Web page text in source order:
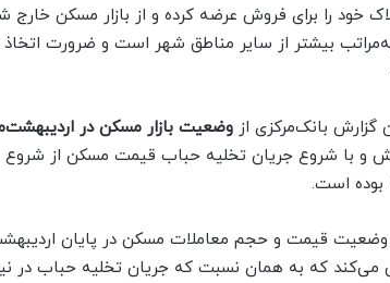
خود را برای فروش عرضه کرده و از بازار مسکن
بیشتر از سایر مناطق شهر است و ضرورت اتخاذ
گزارش بانک‌مرکزی از وضعیت بازار مسکن در
است.
که به همان نسبت که جریان تخلیه حباب در